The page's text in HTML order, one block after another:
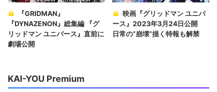
『GRIDMAN』
『DYNAZENON』総集編 『グ
リッドマン ユニバース』直前に
劇場公開
映画『グリッドマン ユニバ
ース』2023年3月24日公開
日常の“崩壊”描く特報も解禁
KAI-YOU Premium